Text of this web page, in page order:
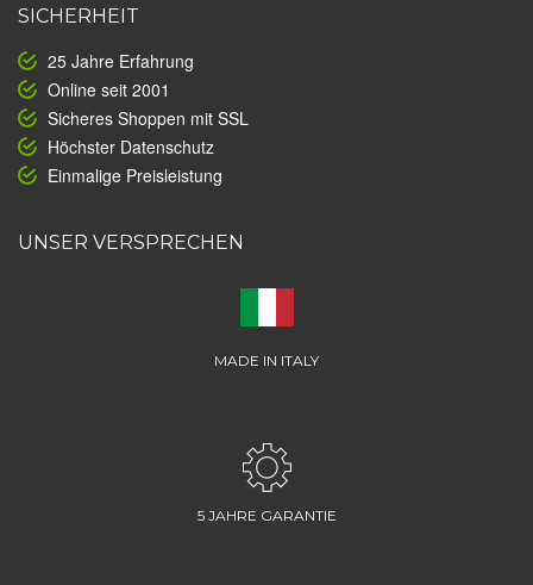
SICHERHEIT
25 Jahre Erfahrung
Online seit 2001
Sicheres Shoppen mit SSL
Höchster Datenschutz
Einmalige Preisleistung
UNSER VERSPRECHEN
MADE IN ITALY
5 JAHRE GARANTIE